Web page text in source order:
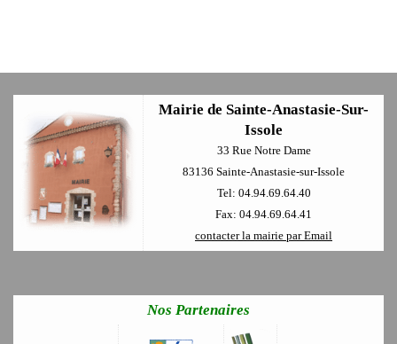
Mairie de Sainte-Anastasie-Sur-
Issole
33 Rue Notre Dame
83136 Sainte-Anastasie-sur-Issole
Tel: 04.94.69.64.40
Fax: 04.94.69.64.41
contacter la mairie par Email
Nos Partenaires